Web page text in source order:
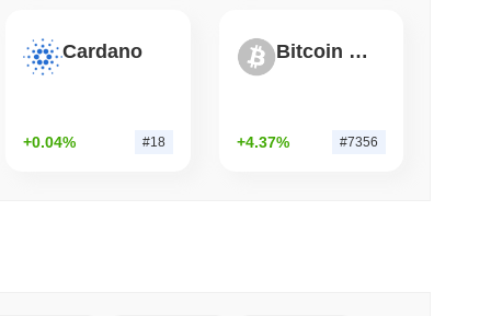
Cardano
+0.04% #18
Bitcoin Silver
+4.37% #7356